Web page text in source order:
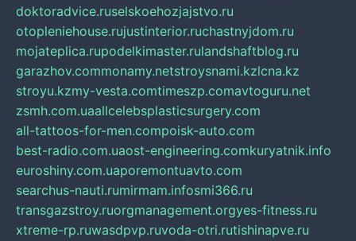
doktoradvice.ruselskoehozjajstvo.ru
otopleniehouse.rujustinterior.ruchastnyjdom.ru
mojateplica.rupodelkimaster.rulandshaftblog.ru
garazhov.commonamy.netstroysnami.kzlcna.kz
stroyu.kzmy-vesta.comtimeszp.comavtoguru.net
zsmh.com.uaallcelebsplasticsurgery.com
all-tattoos-for-men.compoisk-auto.com
best-radio.com.uaost-engineering.comkuryatnik.info
euroshiny.com.uaporemontuavto.com
searchus-nauti.rumirmam.infosmi366.ru
transgazstroy.ruorgmanagement.orgyes-fitness.ru
xtreme-rp.ruwasdpvp.ruvoda-otri.rutishinapve.ru